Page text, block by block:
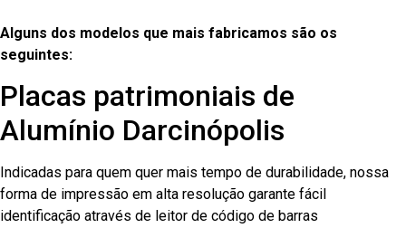
Alguns dos modelos que mais fabricamos são os
seguintes:
Placas patrimoniais de
Alumínio Darcinópolis
Indicadas para quem quer mais tempo de durabilidade, nossa
forma de impressão em alta resolução garante fácil
identificação através de leitor de código de barras